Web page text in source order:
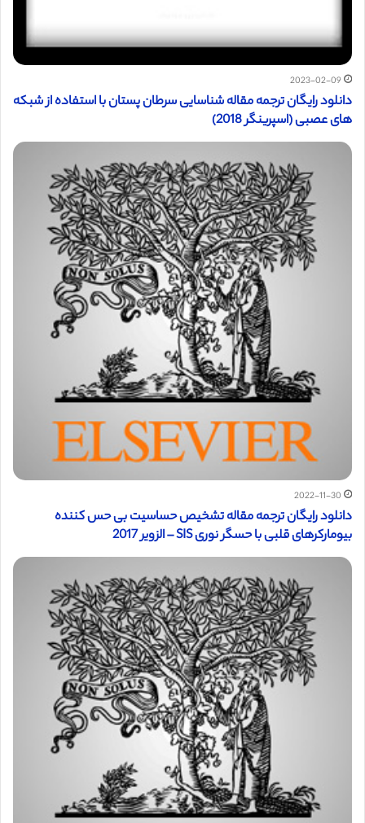
2023-02-09
دانلود رایگان ترجمه مقاله شناسایی سرطان پستان با استفاده از شبکه
های عصبی (اسپرینگر 2018)
2022-11-30
دانلود رایگان ترجمه مقاله تشخیص حساسیت بی حس کننده
بیومارکرهای قلبی با حسگر نوری SIS – الزویر 2017